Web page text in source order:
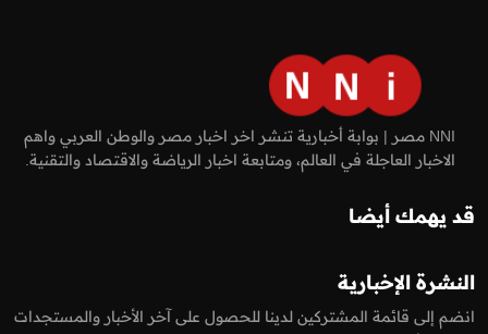
NNI مصر | بوابة أخبارية تنشر اخر اخبار مصر والوطن العربي واهم
الاخبار العاجلة في العالم، ومتابعة اخبار الرياضة والاقتصاد والتقنية.
قد يهمك أيضا
النشرة الإخبارية
انضم إلى قائمة المشتركين لدينا للحصول على آخر الأخبار والمستجدات